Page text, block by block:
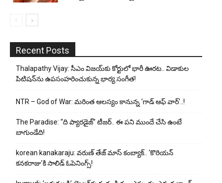
Recent Posts
Thalapathy Vijay: సీఎం విజయ్‌కు కోర్టులో భారీ ఊరట.. విడాకుల
పిటిషన్‌ను ఉపసంహరించుకున్న భార్య సంగీత!
NTR – God of War: మరింత ఆలస్యం కానున్న ‘గాడ్ ఆఫ్ వార్’..!
The Paradise: “ది ప్యారడైజ్” టీజర్.. ఈ పని ముందే చేసి ఉంటే
బాగుండేది!
korean kanakaraju: వరుణ్ తేజ్ మాస్ కంబ్యాక్.. ‘కొరియన్
కనకరాజు’కి సాలిడ్ ఓపెనింగ్స్!